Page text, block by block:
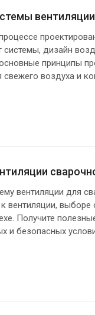
дизайн
принципы
свежего воздуха и
вентиляции для
вентиляции,
Получите
и безопасных